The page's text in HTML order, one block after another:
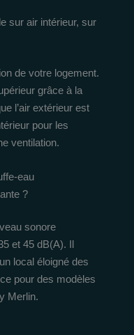
sur air intérieur, sur
de votre logement.
grâce à la
l’air extérieur est
pour les
ventilation.
eau
?
sonore
et 45 dB(A). Il
local éloigné des
pour des modèles
Merlin.